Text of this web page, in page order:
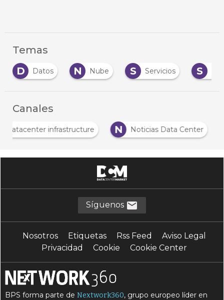
Temas
D
Datos N Nube S Servicios S
Canales
Datacenter infrastructure N Noticias Data Center
Síguenos
Nosotros Etiquetas Rss Feed
Aviso Legal
Privacidad
Cookie Cookie Center
BPS forma parte deNextwork360, grupo europeo líder en